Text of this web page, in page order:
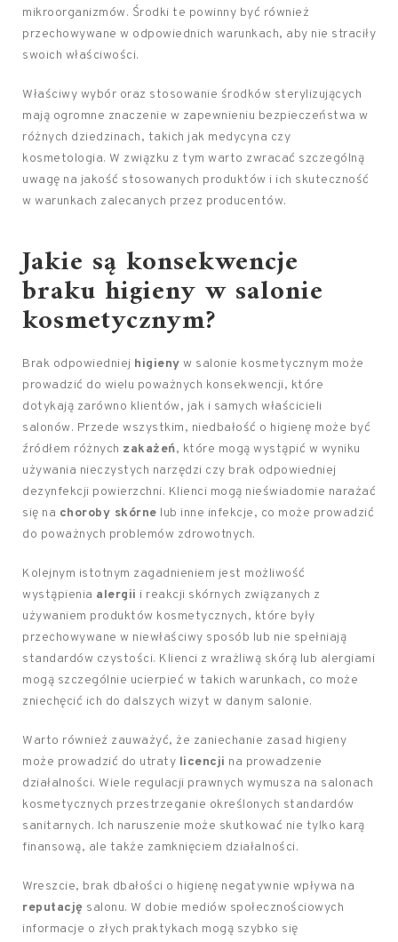
mikroorganizmów. Środki te powinny być również
przechowywane w odpowiednich warunkach, aby nie straciły
swoich właściwości.
Właściwy wybór oraz stosowanie środków sterylizujących
mają ogromne znaczenie w zapewnieniu bezpieczeństwa w
różnych dziedzinach, takich jak medycyna czy
kosmetologia. W związku z tym warto zwracać szczególną
uwagę na jakość stosowanych produktów i ich skuteczność
w warunkach zalecanych przez producentów.
Jakie są konsekwencje
braku higieny w salonie
kosmetycznym?
Brak odpowiedniej higieny w salonie kosmetycznym może
prowadzić do wielu poważnych konsekwencji, które
dotykają zarówno klientów, jak i samych właścicieli
salonów. Przede wszystkim, niedbałość o higienę może być
źródłem różnych zakażeń, które mogą wystąpić w wyniku
używania nieczystych narzędzi czy brak odpowiedniej
dezynfekcji powierzchni. Klienci mogą nieświadomie narażać
się na choroby skórne lub inne infekcje, co może prowadzić
do poważnych problemów zdrowotnych.
Kolejnym istotnym zagadnieniem jest możliwość
wystąpienia alergii i reakcji skórnych związanych z
używaniem produktów kosmetycznych, które były
przechowywane w niewłaściwy sposób lub nie spełniają
standardów czystości. Klienci z wrażliwą skórą lub alergiami
mogą szczególnie ucierpieć w takich warunkach, co może
zniechęcić ich do dalszych wizyt w danym salonie.
Warto również zauważyć, że zaniechanie zasad higieny
może prowadzić do utraty licencji na prowadzenie
działalności. Wiele regulacji prawnych wymusza na salonach
kosmetycznych przestrzeganie określonych standardów
sanitarnych. Ich naruszenie może skutkować nie tylko karą
finansową, ale także zamknięciem działalności.
Wreszcie, brak dbałości o higienę negatywnie wpływa na
reputację salonu. W dobie mediów społecznościowych
informacje o złych praktykach mogą szybko się